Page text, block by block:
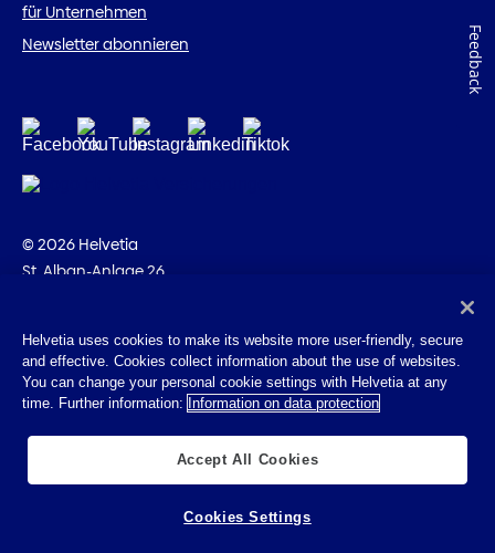
für Unternehmen
Newsletter abonnieren
© 2026 Helvetia
St. Alban-Anlage 26
Impressum
Rechtliche Hinweise
Helvetia uses cookies to make its website more user-friendly, secure
and effective. Cookies collect information about the use of websites.
You can change your personal cookie settings with Helvetia at any
time. Further information: Information on data protection
Accept All Cookies
Cookies Settings
Feedback